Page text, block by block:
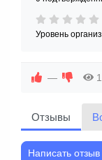
Уровень
—
Отзывы
Написать отзыв